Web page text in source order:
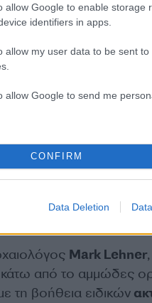
allow Google to enable storage
identifiers in apps.
allow my user data to be sent
allow Google to send me
CONFIRM
Data Deletion
Χέοπα, οι Αιγύπτιοι
περίπου το 2600 π.Χ.
που συγκρατούνταν
κατασκευή της
και στην
για να εκτρέψουν
πυραμίδα, μέσω
Mark Lehner
από το αμμώδες
τη βοήθεια ειδικών